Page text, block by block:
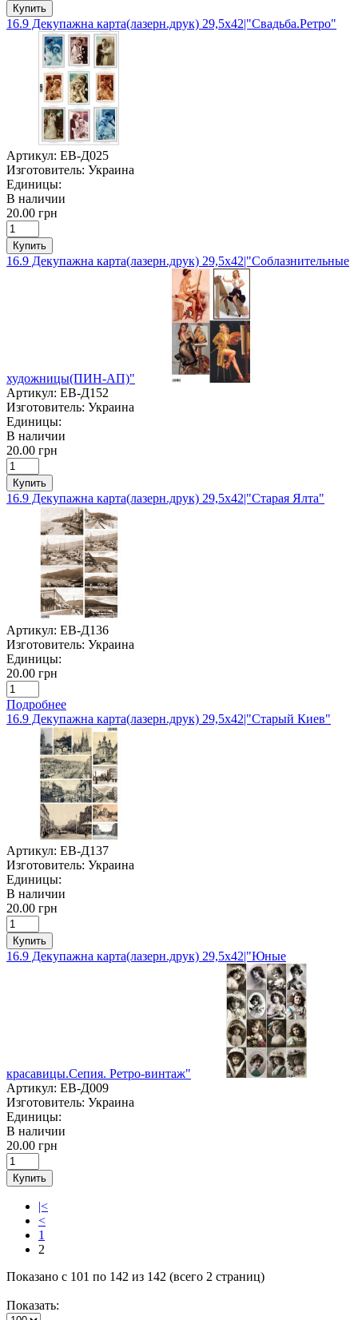
Купить
16.9 Декупажна карта(лазерн.друк) 29,5х42|"Свадьба.Ретро"
Артикул: ЕВ-Д025
Изготовитель: Украина
Единицы:
В наличии
20.00 грн
Купить
16.9 Декупажна карта(лазерн.друк) 29,5х42|"Соблазнительные
художницы(ПИН-АП)"
Артикул: ЕВ-Д152
Изготовитель: Украина
Единицы:
В наличии
20.00 грн
Купить
16.9 Декупажна карта(лазерн.друк) 29,5х42|"Старая Ялта"
Артикул: ЕВ-Д136
Изготовитель: Украина
Единицы:
20.00 грн
Подробнее
16.9 Декупажна карта(лазерн.друк) 29,5х42|"Старый Киев"
Артикул: ЕВ-Д137
Изготовитель: Украина
Единицы:
В наличии
20.00 грн
Купить
16.9 Декупажна карта(лазерн.друк) 29,5х42|"Юные
красавицы.Сепия. Ретро-винтаж"
Артикул: ЕВ-Д009
Изготовитель: Украина
Единицы:
В наличии
20.00 грн
Купить
|<
<
1
2
Показано с 101 по 142 из 142 (всего 2 страниц)
Показать: